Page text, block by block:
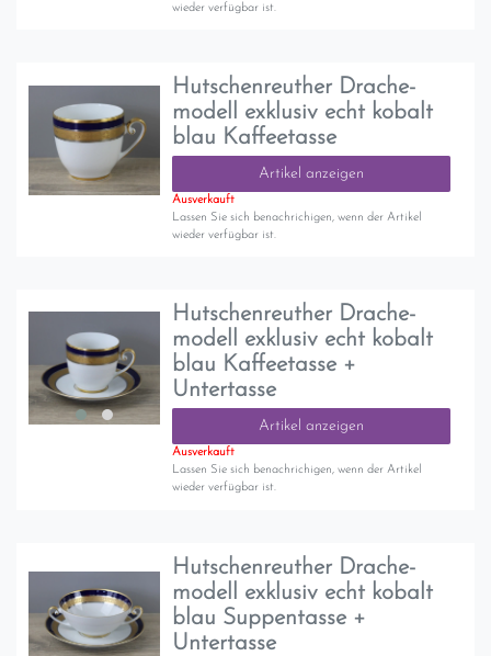
wieder verfügbar ist.
Hutschenreuther Drache-
modell exklusiv echt kobalt
blau Kaffeetasse
Artikel anzeigen
Ausverkauft
Lassen Sie sich benachrichigen, wenn der Artikel
wieder verfügbar ist.
Hutschenreuther Drache-
modell exklusiv echt kobalt
blau Kaffeetasse +
Untertasse
Artikel anzeigen
Ausverkauft
Lassen Sie sich benachrichigen, wenn der Artikel
wieder verfügbar ist.
Hutschenreuther Drache-
modell exklusiv echt kobalt
blau Suppentasse +
Untertasse